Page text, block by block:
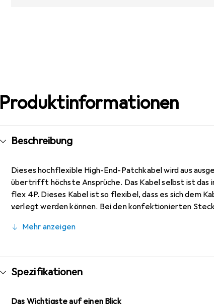
Produktinformationen
Beschreibung
Dieses hochflexible High-End-Patchkabel wird aus
übertrifft höchste Ansprüche. Das Kabel selbst ist
flex 4P. Dieses Kabel ist so flexibel, dass es sich dem
verlegt werden können. Bei den konfektionierten
Patchkabel einzeln zu 100 % getestet.
Mehr anzeigen
Spezifikationen
Das Wichtigste auf einen Blick